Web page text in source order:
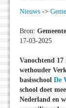
Nieuws ->
Bron:
17-03-2025
Vanochtend
wethouder
basisschool De
school doet
Nederland en